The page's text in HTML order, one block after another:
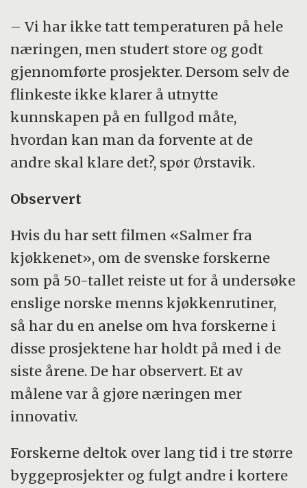
– Vi har ikke tatt temperaturen på hele
nær­ing­en, men studert store og godt
gjennomførte prosjekter. Dersom selv de
flinkeste ikke klarer å utnytte
kunnskapen på en fullgod måte,
hvordan kan man da forvente at de
andre skal klare det?, spør Ørstavik.
Observert
Hvis du har sett filmen «Salmer fra
kjøkkenet», om de svenske forskerne
som på 50-tallet reiste ut for å undersøke
enslige norske menns kjøkkenrutiner,
så har du en anelse om hva forskerne i
disse prosjektene har holdt på med i de
siste årene. De har observert. Et av
målene var å gjøre næringen mer
innovativ.
Forskerne deltok over lang tid i tre større
byggeprosjekter og fulgt andre i kortere